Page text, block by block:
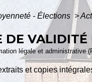
- Élections >
DE
légale et administrative
et copies